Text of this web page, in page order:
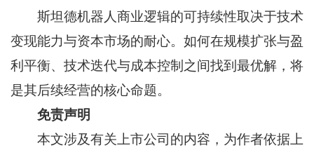
斯坦德机器人商业逻辑的可持续性取决于技术
变现能力与资本市场的耐心。如何在规模扩张与盈
利平衡、技术迭代与成本控制之间找到最优解，将
是其后续经营的核心命题。
免责声明
本文涉及有关上市公司的内容，为作者依据上